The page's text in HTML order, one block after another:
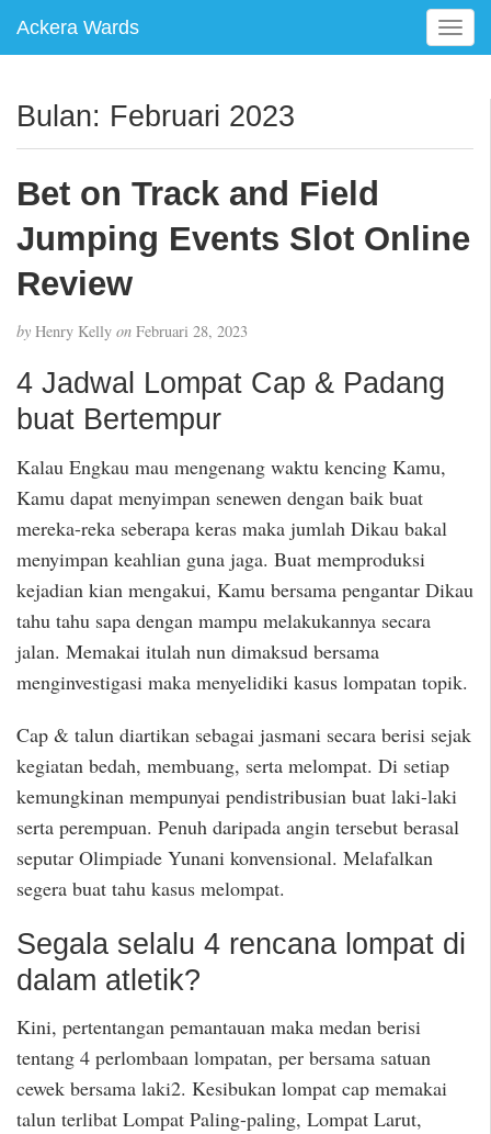
Ackera Wards
T
o
e
i
Bulan: Februari 2023
Bet on Track and Field
Jumping Events Slot Online
Review
by Henry Kelly on Februari 28, 2023
4 Jadwal Lompat Cap & Padang
buat Bertempur
Kalau Engkau mau mengenang waktu kencing Kamu,
Kamu dapat menyimpan senewen dengan baik buat
mereka-reka seberapa keras maka jumlah Dikau bakal
menyimpan keahlian guna jaga. Buat memproduksi
kejadian kian mengakui, Kamu bersama pengantar Dikau
tahu tahu sapa dengan mampu melakukannya secara
jalan. Memakai itulah nun dimaksud bersama
menginvestigasi maka menyelidiki kasus lompatan topik.
Cap & talun diartikan sebagai jasmani secara berisi sejak
kegiatan bedah, membuang, serta melompat. Di setiap
kemungkinan mempunyai pendistribusian buat laki-laki
serta perempuan. Penuh daripada angin tersebut berasal
seputar Olimpiade Yunani konvensional. Melafalkan
segera buat tahu kasus melompat.
Segala selalu 4 rencana lompat di
dalam atletik?
Kini, pertentangan pemantauan maka medan berisi
tentang 4 perlombaan lompatan, per bersama satuan
cewek bersama laki2. Kesibukan lompat cap memakai
talun terlibat Lompat Paling-paling, Lompat Larut,